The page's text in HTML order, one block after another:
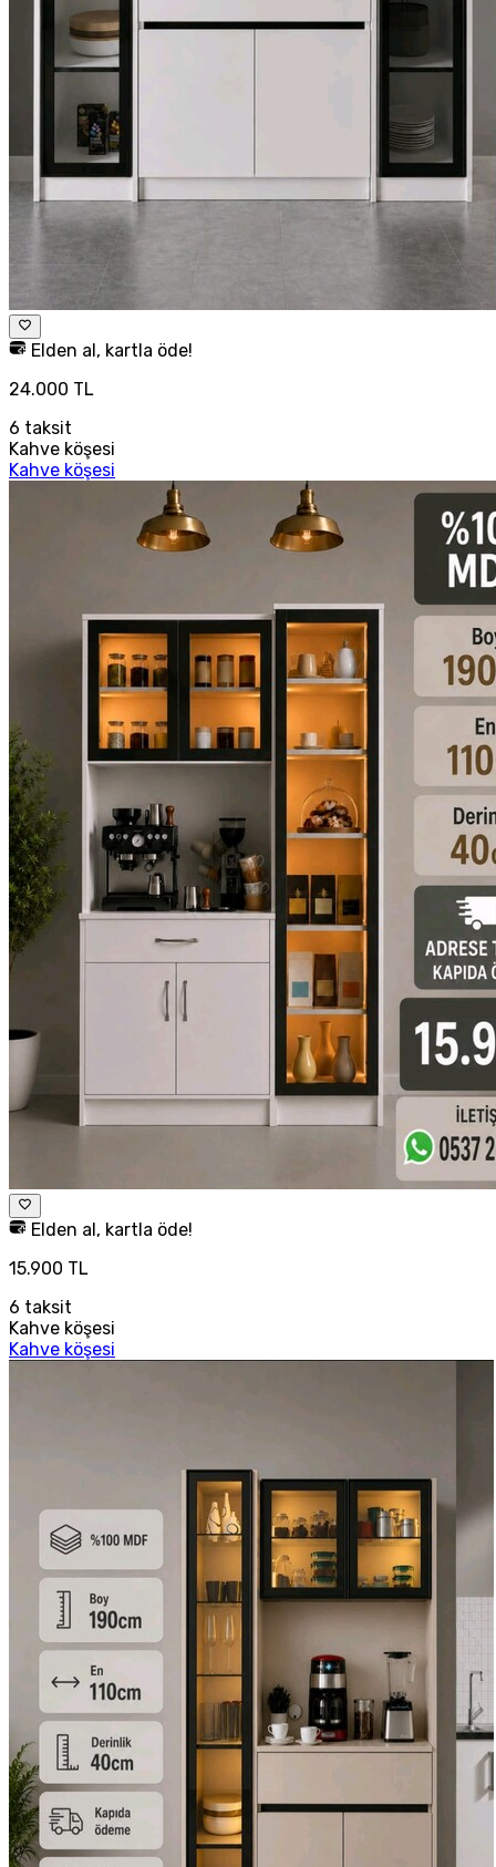
Elden al, kartla öde!
24.000 TL
6 taksit
Kahve köşesi
Kahve köşesi
Elden al, kartla öde!
15.900 TL
6 taksit
Kahve köşesi
Kahve köşesi